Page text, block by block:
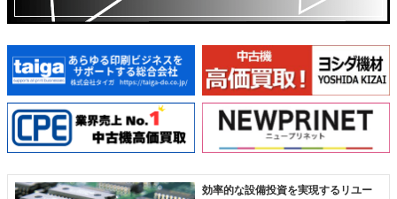
新商品 新製品 ＡＩ・デジタル デジタル印刷
印刷通販
SDGs・地域
ポストプレス ビジネス イベント 信用情報
業界
市場・統計
人事・移転・異動・訃報
特集記事カテゴリー一覧
2022 見える化・MIS特集
JAPAN PACK 2023 特集
中古印刷機・製本機特集
2022 検査・校正特集
効率的な設備投資を実現するリユー